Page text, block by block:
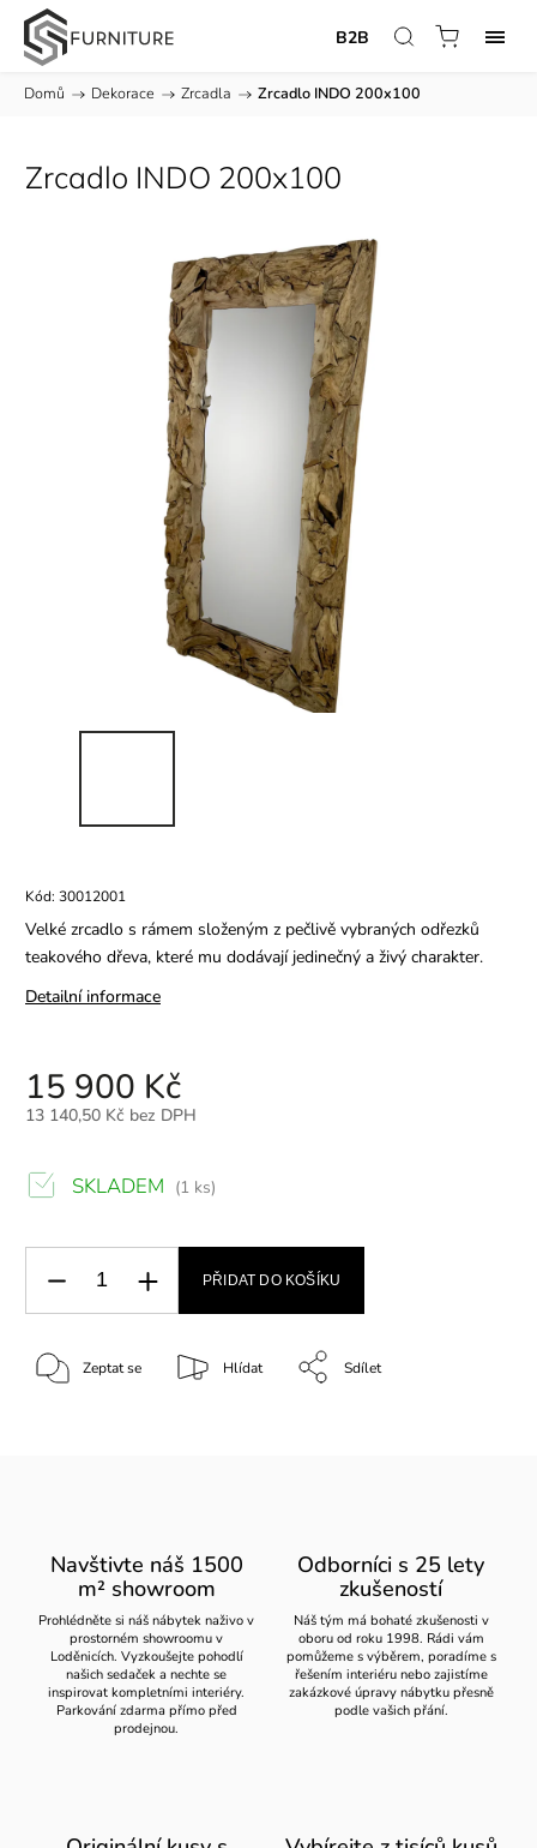
B2B
Domů / Dekorace / Zrcadla / Zrcadlo INDO 200x100
Zrcadlo INDO 200x100
Kód: 30012001
Velké zrcadlo s rámem složeným z pečlivě vybraných odřezků
teakového dřeva, které mu dodávají jedinečný a živý charakter.
Detailní informace
15 900 Kč
13 140,50 Kč bez DPH
SKLADEM (1 ks)
PŘIDAT DO KOŠÍKU
Zeptat se Hlídat Sdílet
Navštivte náš 1500
m² showroom
Prohlédněte si náš nábytek naživo v
prostorném showroomu v
Loděnicích. Vyzkoušejte pohodlí
našich sedaček a nechte se
inspirovat kompletními interiéry.
Parkování zdarma přímo před
prodejnou.
Odborníci s 25 lety
zkušeností
Náš tým má bohaté zkušenosti v
oboru od roku 1998. Rádi vám
pomůžeme s výběrem, poradíme s
řešením interiéru nebo zajistíme
zakázkové úpravy nábytku přesně
podle vašich přání.